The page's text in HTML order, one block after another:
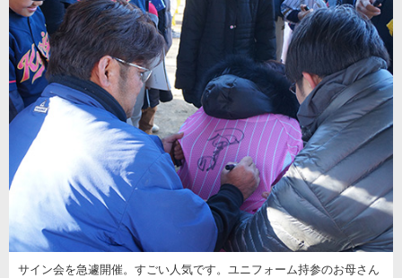
サイン会を急遽開催。すごい人気です。ユニフォーム持参のお母さん